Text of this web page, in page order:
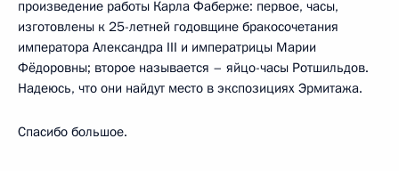
произведение работы Карла Фаберже: первое, часы,
изготовлены к 25-летней годовщине бракосочетания
императора Александра III и императрицы Марии
Фёдоровны; второе называется – яйцо-часы Ротшильдов.
Надеюсь, что они найдут место в экспозициях Эрмитажа.
Спасибо большое.